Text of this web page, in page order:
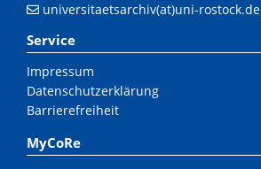
universitaetsarchiv(at)uni-rostock.de
Service
Impressum
Datenschutzerklärung
Barrierefreiheit
MyCoRe